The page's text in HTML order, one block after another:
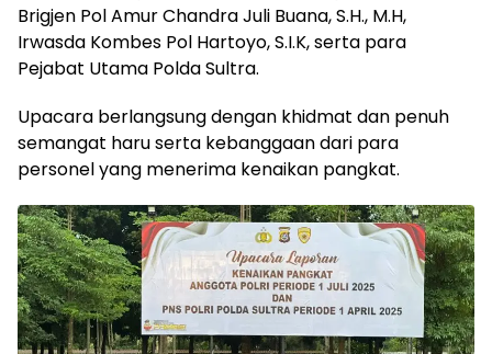
Brigjen Pol Amur Chandra Juli Buana, S.H., M.H,
Irwasda Kombes Pol Hartoyo, S.I.K, serta para
Pejabat Utama Polda Sultra.
Upacara berlangsung dengan khidmat dan penuh
semangat haru serta kebanggaan dari para
personel yang menerima kenaikan pangkat.